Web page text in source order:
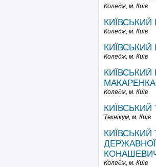
Коледж, м. Київ
Коледж, м. Київ
Коледж, м. Київ
МАКАРЕНКА
Коледж, м. Київ
Технікум, м. Київ
Коледж, м. Київ